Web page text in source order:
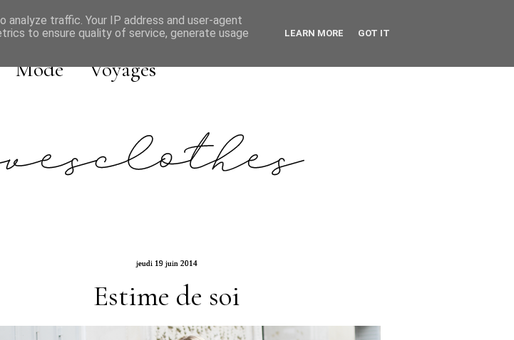
Mode Voyages
jeudi 19 juin 2014
Estime de soi
traffic. Your IP address and user-agent
to ensure quality of service, generate usage
LEARN MORE GOT IT